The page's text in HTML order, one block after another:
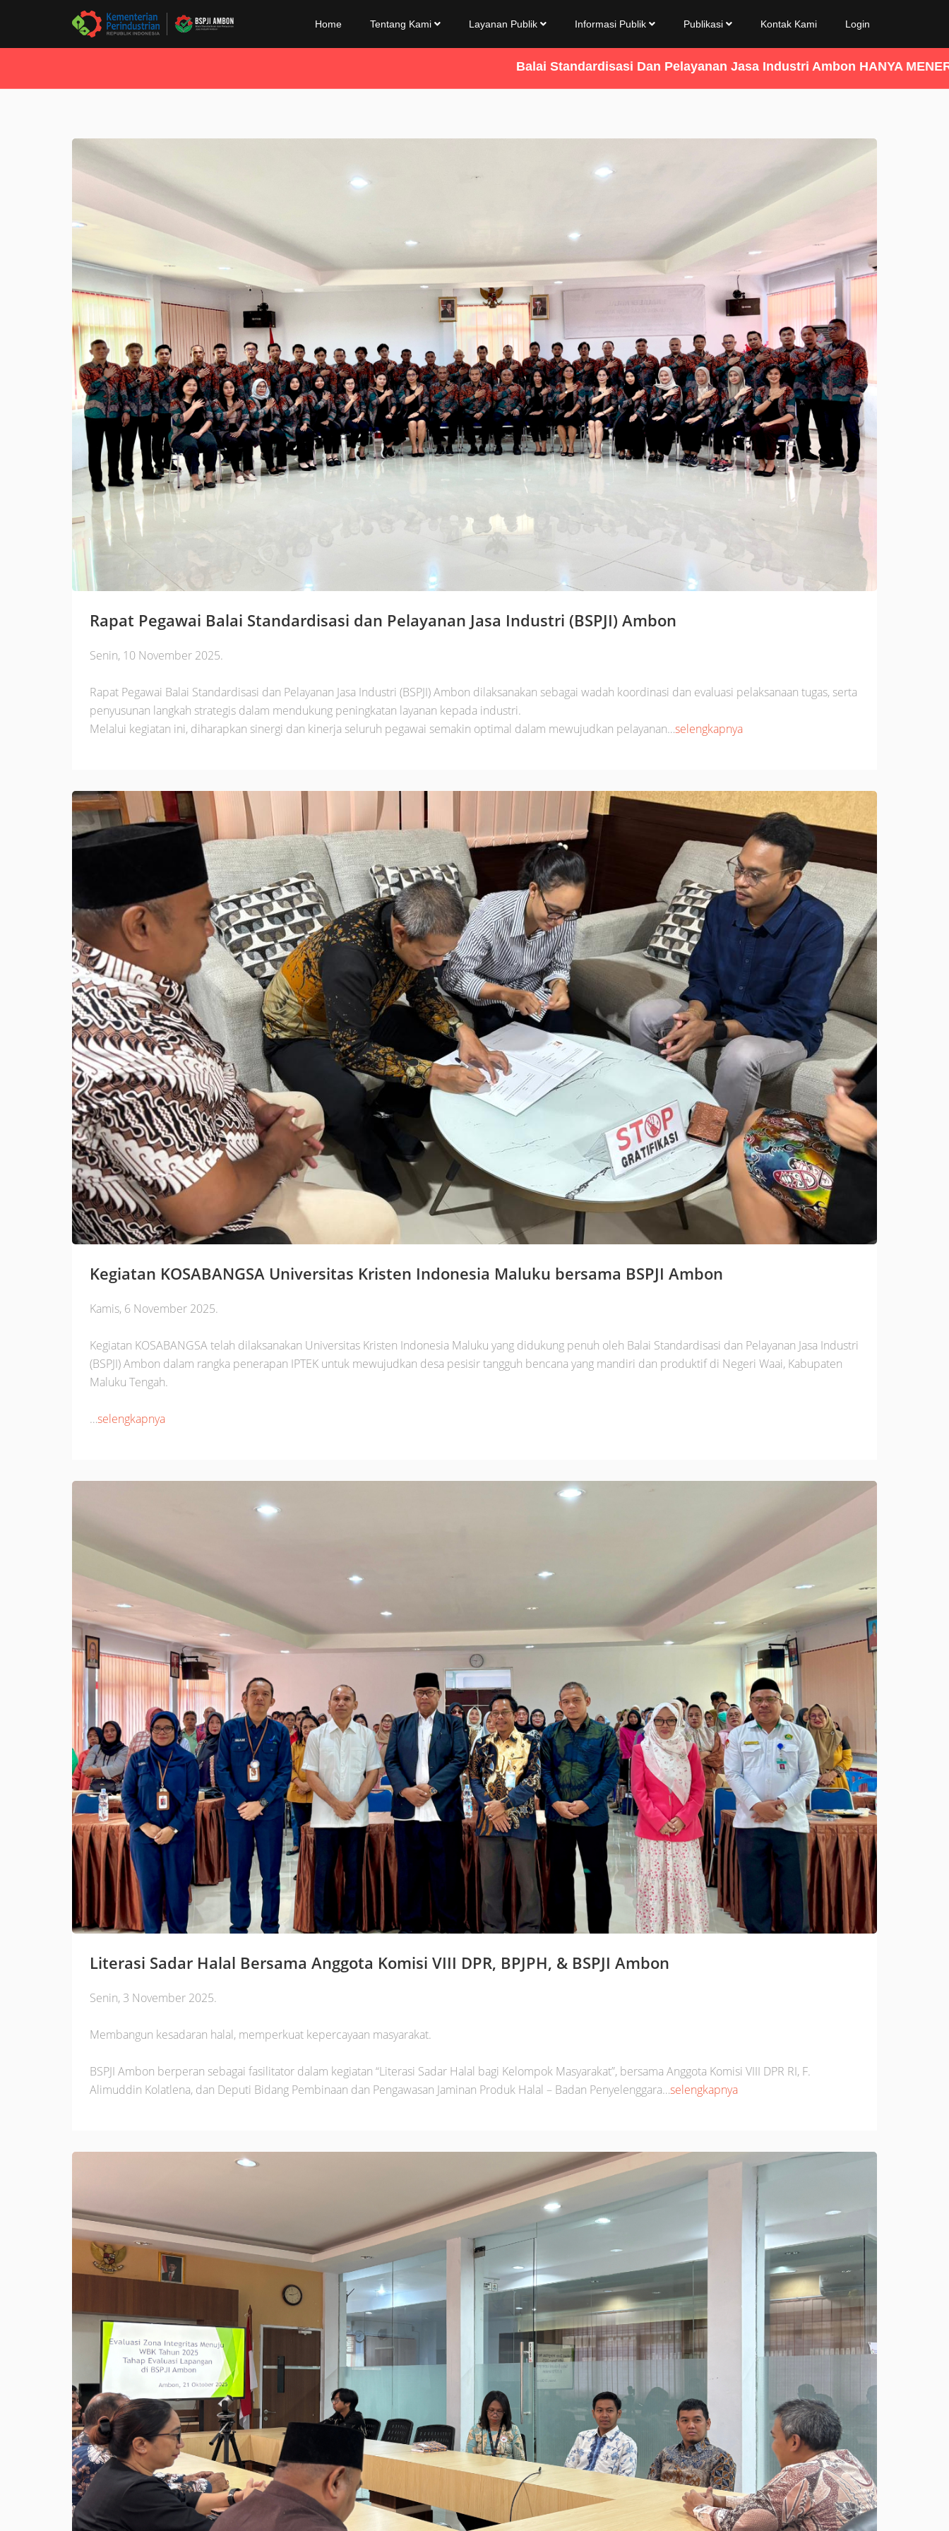
Home Tentang Kami Layanan Publik Informasi Publik Publikasi Kontak Kami Login
Balai Standardisasi Dan Pelayanan Jasa Industri Ambon HANYA MENERIMA Transaksi
Rapat Pegawai Balai Standardisasi dan Pelayanan Jasa Industri (BSPJI) Ambon
Senin, 10 November 2025.
Rapat Pegawai Balai Standardisasi dan Pelayanan Jasa Industri (BSPJI) Ambon dilaksanakan sebagai wadah koordinasi dan evaluasi pelaksanaan tugas, serta
penyusunan langkah strategis dalam mendukung peningkatan layanan kepada industri.
Melalui kegiatan ini, diharapkan sinergi dan kinerja seluruh pegawai semakin optimal dalam mewujudkan pelayanan…selengkapnya
Kegiatan KOSABANGSA Universitas Kristen Indonesia Maluku bersama BSPJI Ambon
Kamis, 6 November 2025.
Kegiatan KOSABANGSA telah dilaksanakan Universitas Kristen Indonesia Maluku yang didukung penuh oleh Balai Standardisasi dan Pelayanan Jasa Industri
(BSPJI) Ambon dalam rangka penerapan IPTEK untuk mewujudkan desa pesisir tangguh bencana yang mandiri dan produktif di Negeri Waai, Kabupaten
Maluku Tengah.
…selengkapnya
Literasi Sadar Halal Bersama Anggota Komisi VIII DPR, BPJPH, & BSPJI Ambon
Senin, 3 November 2025.
Membangun kesadaran halal, memperkuat kepercayaan masyarakat.
BSPJI Ambon berperan sebagai fasilitator dalam kegiatan “Literasi Sadar Halal bagi Kelompok Masyarakat”, bersama Anggota Komisi VIII DPR RI, F.
Alimuddin Kolatlena, dan Deputi Bidang Pembinaan dan Pengawasan Jaminan Produk Halal – Badan Penyelenggara…selengkapnya